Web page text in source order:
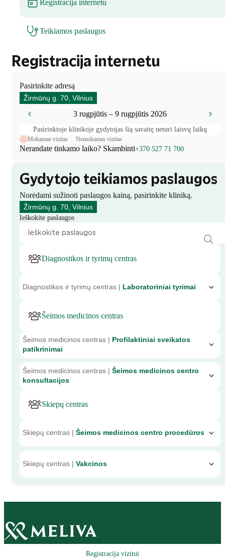
Registracija internetu
Teikiamos paslaugos
Registracija internetu
Pasirinkite adresą
Žirmūnų g. 70, Vilnius
3 rugpjūtis – 9 rugpjūtis 2026
Pasirinktoje klinikoje gydytojas šią savaitę neturi laisvų laikų
Mokamas vizitas Nemokamas vizitas
Nerandate tinkamo laiko? Skambinti+370 527 71 700
Gydytojo teikiamos paslaugos
Norėdami sužinoti paslaugos kainą, pasirinkite kliniką.
Žirmūnų g. 70, Vilnius
Ieškokite paslaugos
Diagnostikos ir tyrimų centras
Diagnostikos ir tyrimų centras | Laboratoriniai tyrimai
Šeimos medicinos centras
Šeimos medicinos centras | Profilaktiniai sveikatos
patikrinimai
Šeimos medicinos centras | Šeimos medicinos centro
konsultacijos
Skiepų centras
Skiepų centras | Šeimos medicinos centro procedūros
Skiepų centras | Vakcinos
Registracija vizitui